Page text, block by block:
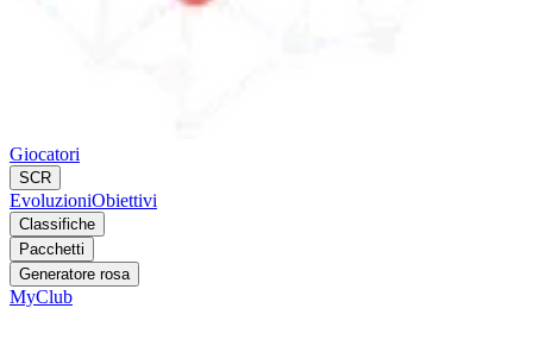
Giocatori
SCR
EvoluzioniObiettivi
Classifiche
Pacchetti
Generatore rosa
MyClub